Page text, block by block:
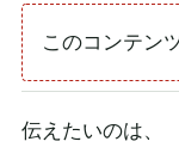
このコンテン
伝えたいのは、